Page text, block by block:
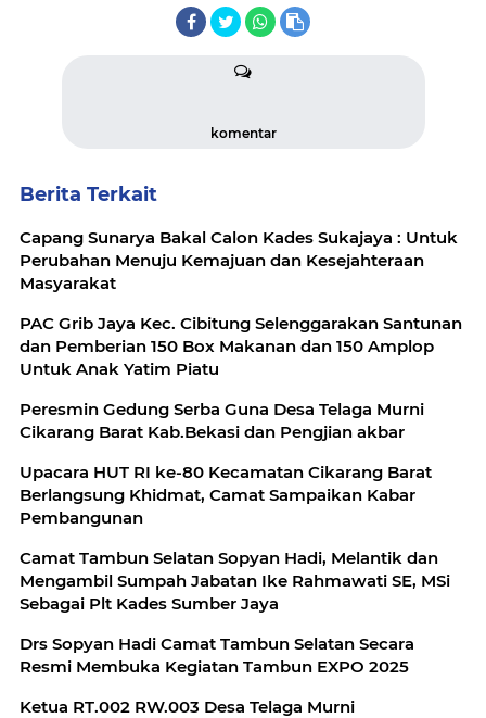
komentar
Berita Terkait
Capang Sunarya Bakal Calon Kades Sukajaya : Untuk
Perubahan Menuju Kemajuan dan Kesejahteraan
Masyarakat
PAC Grib Jaya Kec. Cibitung Selenggarakan Santunan
dan Pemberian 150 Box Makanan dan 150 Amplop
Untuk Anak Yatim Piatu
Peresmin Gedung Serba Guna Desa Telaga Murni
Cikarang Barat Kab.Bekasi dan Pengjian akbar
Upacara HUT RI ke-80 Kecamatan Cikarang Barat
Berlangsung Khidmat, Camat Sampaikan Kabar
Pembangunan
Camat Tambun Selatan Sopyan Hadi, Melantik dan
Mengambil Sumpah Jabatan Ike Rahmawati SE, MSi
Sebagai Plt Kades Sumber Jaya
Drs Sopyan Hadi Camat Tambun Selatan Secara
Resmi Membuka Kegiatan Tambun EXPO 2025
Ketua RT.002 RW.003 Desa Telaga Murni